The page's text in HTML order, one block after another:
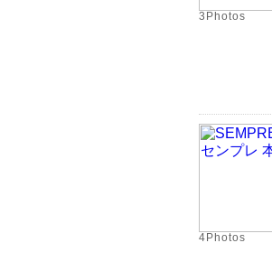
3Photos
4Photos